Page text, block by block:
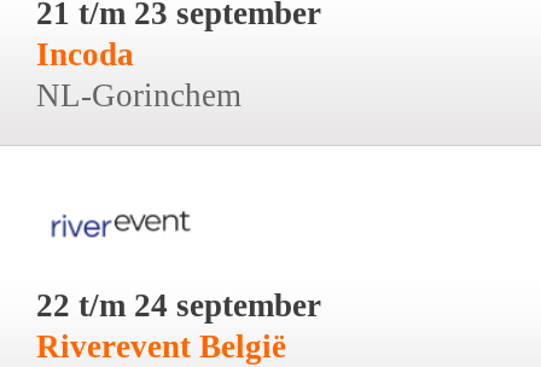
21 t/m 23 september
Incoda
NL-Gorinchem
22 t/m 24 september
Riverevent België